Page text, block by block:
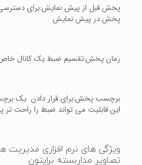
پخش در پیش نمایش
زمان پخش:تقسیم ضبط یک کانال
برچسب پخش:برای قرار دادن یک
این قابلیت می تواند ضبط را راحت تر
ویژگی های نرم افزاری مدیریت
تصاویر مداربسته برایتون